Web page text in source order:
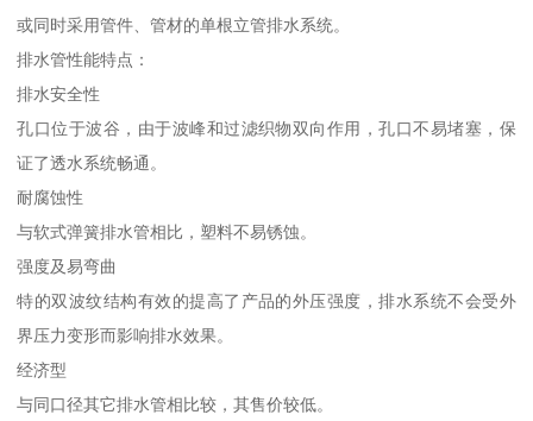
或同时采用管件、管材的单根立管排水系统。
排水管性能特点：
排水安全性
孔口位于波谷，由于波峰和过滤织物双向作用，孔口不易堵塞，保
证了透水系统畅通。
耐腐蚀性
与软式弹簧排水管相比，塑料不易锈蚀。
强度及易弯曲
特的双波纹结构有效的提高了产品的外压强度，排水系统不会受外
界压力变形而影响排水效果。
经济型
与同口径其它排水管相比较，其售价较低。